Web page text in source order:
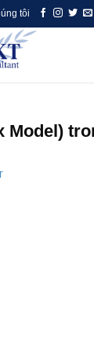
tôi
Model)